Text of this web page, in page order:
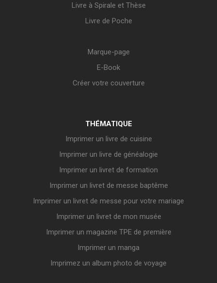
Livre à Spirale et Thèse
Livre de Poche
Marque-page
E-Book
Créer votre couverture
THÉMATIQUE
Imprimer un livre de cuisine
Imprimer un livre de généalogie
Imprimer un livret de formation
Imprimer un livret de messe baptême
Imprimer un livret de messe pour votre mariage
Imprimer un livret de mon musée
Imprimer un magazine TPE de première
Imprimer un manga
Imprimez un album photo de voyage